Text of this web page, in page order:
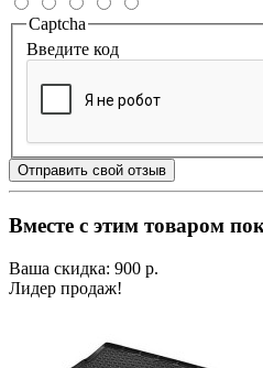
Captcha
Введите код
Отправить свой отзыв
Вместе с этим товаром
Ваша скидка: 900 р.
Лидер продаж!